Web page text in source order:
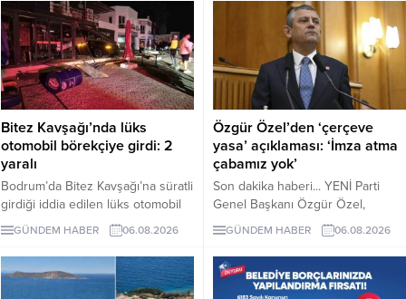
Bitez Kavşağı’nda lüks
otomobil börekçiye girdi: 2
yaralı
Bodrum’da Bitez Kavşağı’na süratli
girdiği iddia edilen lüks otomobil
börekçiye girdi. Kazada sürücü ve
GÜNDEM HABER 06.08.2026
Özgür Özel’den ‘çerçeve
yasa’ açıklaması: ‘İmza atma
çabamız yok’
Son dakika haberi... YENİ Parti
Genel Başkanı Özgür Özel,
çerçeve yasanın özensiz
hazırlandığını vurgulayarak "İmza
atma çabamız yok" dedi.
GÜNDEM HABER 06.08.2026